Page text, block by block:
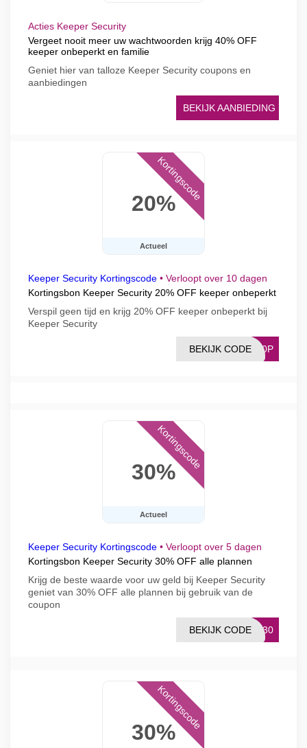
Acties Keeper Security
Vergeet nooit meer uw wachtwoorden krijg 40% OFF
keeper onbeperkt en familie
Geniet hier van talloze Keeper Security coupons en
aanbiedingen
BEKIJK AANBIEDING
20%
Actueel
Kortingscode
Keeper Security Kortingscode • Verloopt over 10 dagen
Kortingsbon Keeper Security 20% OFF keeper onbeperkt
Verspil geen tijd en krijg 20% OFF keeper onbeperkt bij
Keeper Security
P20P
BEKIJK CODE
30%
Actueel
Kortingscode
Keeper Security Kortingscode • Verloopt over 5 dagen
Kortingsbon Keeper Security 30% OFF alle plannen
Krijg de beste waarde voor uw geld bij Keeper Security
geniet van 30% OFF alle plannen bij gebruik van de
coupon
RE30
BEKIJK CODE
30%
Kortingscode